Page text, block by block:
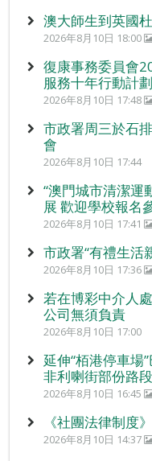
澳大師生到英國
2026年8月10日 18:00
復康事務委員會
服務十年行動計
2026年8月10日 17:48
市政署周三於石
會
2026年8月10日 17:44
“澳門城市清潔運
展 歡迎學校報名
2026年8月10日 17:41
市政署“有禮生活
2026年8月10日 17:36
若在博彩中介人
公司無須負責
2026年8月10日 17:00
延伸“栢港停車
非利喇街部份路
2026年8月10日 16:45
《社團法律制度
2026年8月10日 14:37